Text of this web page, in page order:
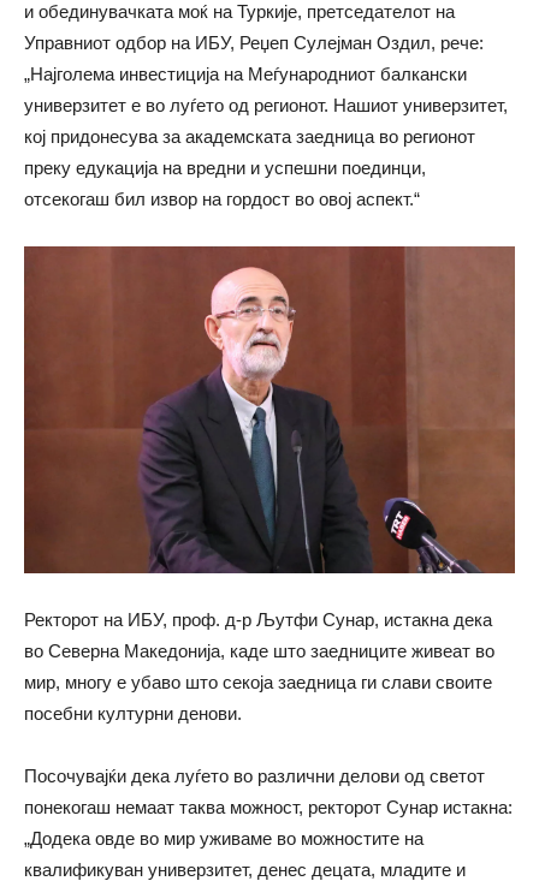
и обединувачката моќ на Туркије, претседателот на
Управниот одбор на ИБУ, Реџеп Сулејман Оздил, рече:
„Најголема инвестиција на Меѓународниот балкански
универзитет е во луѓето од регионот. Нашиот универзитет,
кој придонесува за академската заедница во регионот
преку едукација на вредни и успешни поединци,
отсекогаш бил извор на гордост во овој аспект.“
Ректорот на ИБУ, проф. д-р Љутфи Сунар, истакна дека
во Северна Македонија, каде што заедниците живеат во
мир, многу е убаво што секоја заедница ги слави своите
посебни културни денови.
Посочувајќи дека луѓето во различни делови од светот
понекогаш немаат таква можност, ректорот Сунар истакна:
„Додека овде во мир уживаме во можностите на
квалификуван универзитет, денес децата, младите и